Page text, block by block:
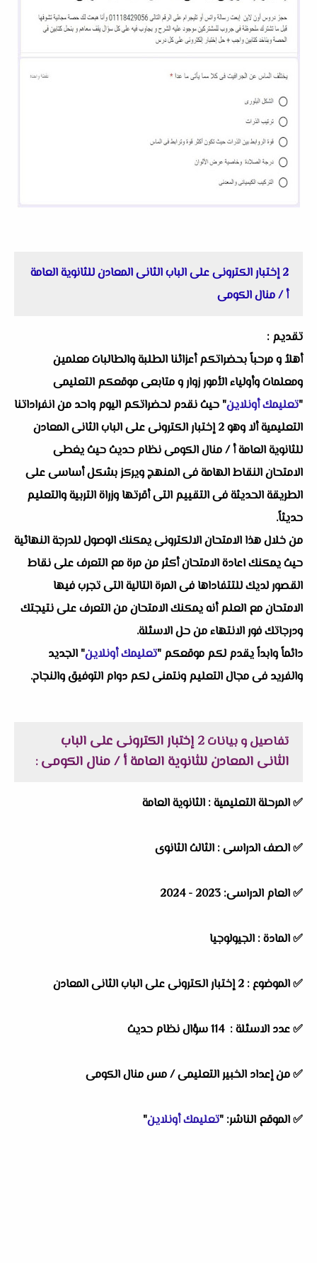
2 إختبار الكترونى على الباب الثانى المعادن للثانوية العامة
أ / منال الكومى
تقديم :
أهلاُ و مرحباً بحضراتكم أعزائنا الطلبة والطالبات معلمين
ومعلمات وأولياء الأمور زوار و متابعى موقعكم التعليمى
"تعليمك أونلاين" حيث نقدم لحضراتكم اليوم واحد من انفراداتنا
التعليمية ألا وهو
2 إختبار الكترونى على الباب الثانى المعادن
للثانوية العامة أ / منال الكومىنظام حديث حيث يغطى
الامتحان النقاط الهامة فى المنهج ويركز بشكل أساسى على
الطريقة الحديثة فى التقييم التى أقرتها وزراة التربية والتعليم
حديثاً.
من خلال هذا الامتحان الالكترونى يمكنك الوصول للدرجة النهائية
حيث يمكنك اعادة الامتحان أكثر من مرة مع التعرف على نقاط
القصور لديك للتتفاداها فى المرة التالية التى تجرب فيها
الامتحان مع العلم أنه يمكنك الامتحان من التعرف على نتيجتك
ودرجاتك فور الانتهاء من حل الاسئلة.
دائماً وابداً يقدم لكم موقعكم "تعليمك أونلاين" الجديد
والفريد فى مجال التعليم ونتمنى لكم دوام التوفيق والنجاح.
تفاصيل و بيانات
2 إختبار الكترونى على الباب
الثانى المعادن للثانوية العامة أ / منال الكومى:
✅ المرحلة التعليمية : الثانوية العامة
✅ الصف الدراسى : الثالث الثانوى
✅ العام الدراسى: 2023 - 2024
✅ المادة : الجيولوجيا
✅ الموضوع : 2 إختبار الكترونى على الباب الثانى المعادن
✅ عدد الاسئلة : 114 سؤال نظام حديث
✅ من إعداد الخبير التعليمى / مس منال الكومى
✅ الموقع الناشر: "تعليمك أونلاين"